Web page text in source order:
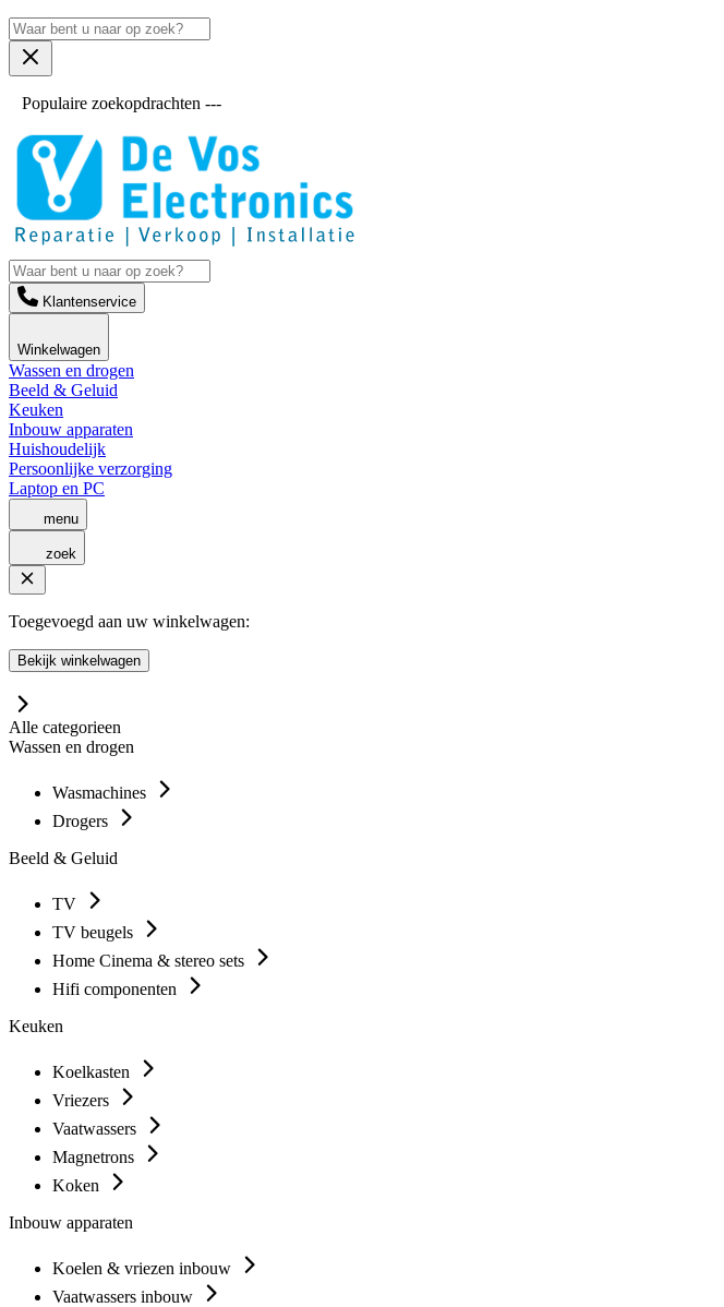
Populaire zoekopdrachten ---
Klantenservice
Winkelwagen
Wassen en drogen
Beeld & Geluid
Keuken
Inbouw apparaten
Huishoudelijk
Persoonlijke verzorging
Laptop en PC
menu
zoek
Toegevoegd aan uw winkelwagen:
Bekijk winkelwagen
Alle categorieen
Wassen en drogen
Wasmachines
Drogers
Beeld & Geluid
TV
TV beugels
Home Cinema & stereo sets
Hifi componenten
Keuken
Koelkasten
Vriezers
Vaatwassers
Magnetrons
Koken
Inbouw apparaten
Koelen & vriezen inbouw
Vaatwassers inbouw